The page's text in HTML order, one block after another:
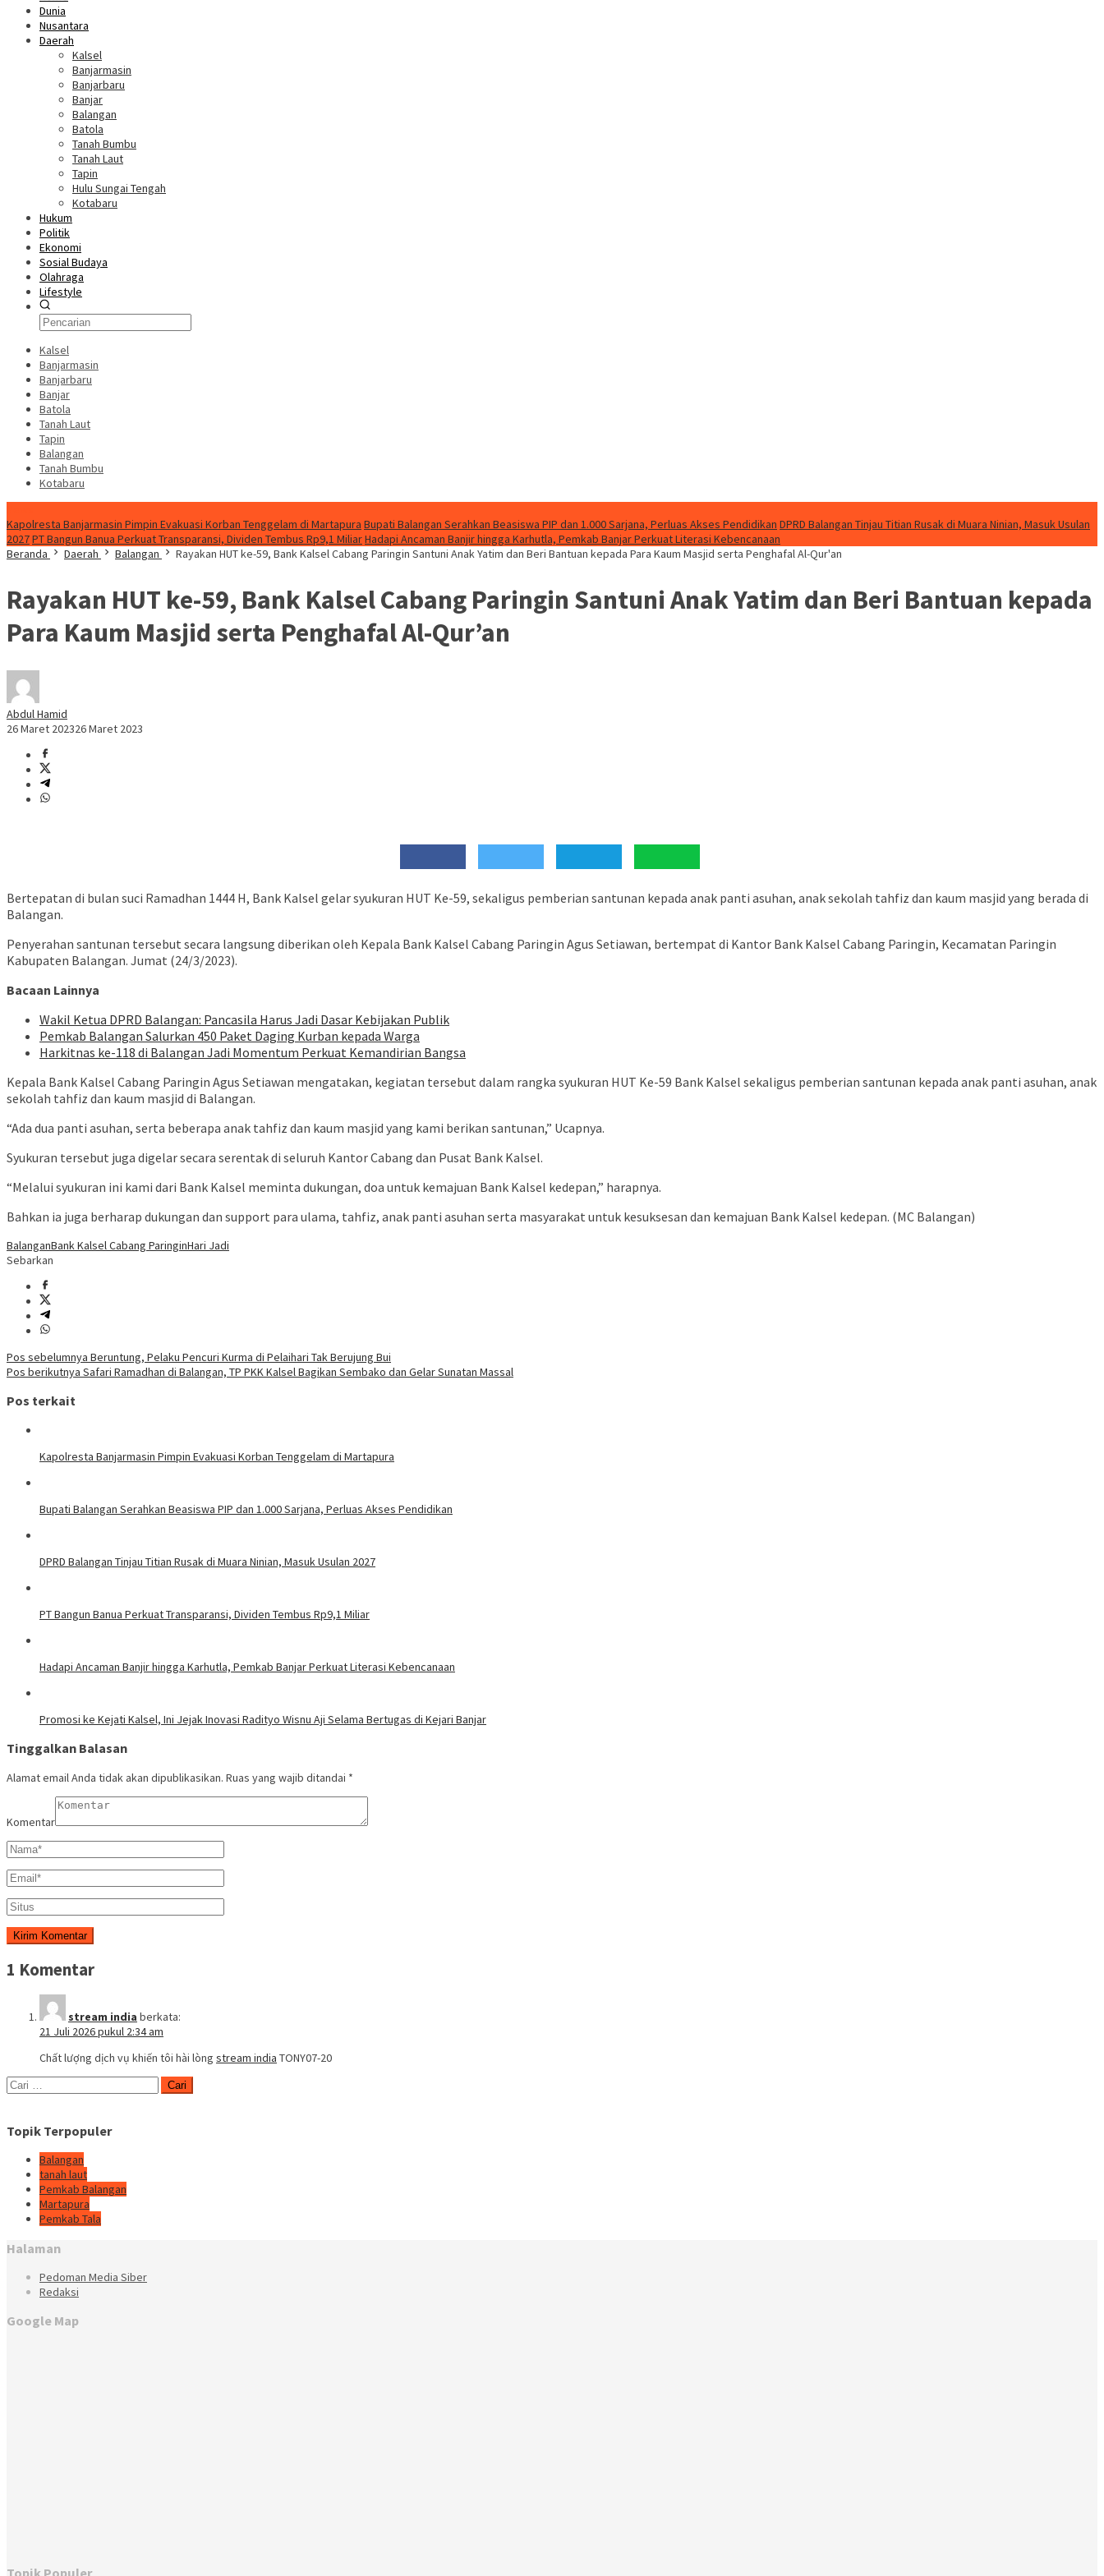
Dunia
Nusantara
Daerah
Kalsel
Banjarmasin
Banjarbaru
Banjar
Balangan
Batola
Tanah Bumbu
Tanah Laut
Tapin
Hulu Sungai Tengah
Kotabaru
Hukum
Politik
Ekonomi
Sosial Budaya
Olahraga
Lifestyle
Kalsel
Banjarmasin
Banjarbaru
Banjar
Batola
Tanah Laut
Tapin
Balangan
Tanah Bumbu
Kotabaru
Kapolresta Banjarmasin Pimpin Evakuasi Korban Tenggelam di Martapura Bupati Balangan Serahkan Beasiswa PIP dan 1.000 Sarjana, Perluas Akses Pendidikan DPRD Balangan Tinjau Titian Rusak di Muara Ninian, Masuk Usulan
2027PT Bangun Banua Perkuat Transparansi, Dividen Tembus Rp9,1 MiliarHadapi Ancaman Banjir hingga Karhutla, Pemkab Banjar Perkuat Literasi Kebencanaan
Beranda
Daerah Balangan Rayakan HUT ke-59, Bank Kalsel Cabang Paringin Santuni Anak Yatim dan Beri Bantuan kepada Para Kaum Masjid serta Penghafal Al-Qur'an
Rayakan HUT ke-59, Bank Kalsel Cabang Paringin Santuni Anak Yatim dan Beri Bantuan kepada
Para Kaum Masjid serta Penghafal Al-Qur’an
Abdul Hamid
26 Maret 202326 Maret 2023
Bertepatan di bulan suci Ramadhan 1444 H, Bank Kalsel gelar syukuran HUT Ke-59, sekaligus pemberian santunan kepada anak panti asuhan, anak sekolah tahfiz dan kaum masjid yang berada di
Balangan.
Penyerahan santunan tersebut secara langsung diberikan oleh Kepala Bank Kalsel Cabang Paringin Agus Setiawan, bertempat di Kantor Bank Kalsel Cabang Paringin, Kecamatan Paringin
Kabupaten Balangan. Jumat (24/3/2023).
Bacaan Lainnya
Wakil Ketua DPRD Balangan: Pancasila Harus Jadi Dasar Kebijakan Publik
Pemkab Balangan Salurkan 450 Paket Daging Kurban kepada Warga
Harkitnas ke-118 di Balangan Jadi Momentum Perkuat Kemandirian Bangsa
Kepala Bank Kalsel Cabang Paringin Agus Setiawan mengatakan, kegiatan tersebut dalam rangka syukuran HUT Ke-59 Bank Kalsel sekaligus pemberian santunan kepada anak panti asuhan, anak
sekolah tahfiz dan kaum masjid di Balangan.
“Ada dua panti asuhan, serta beberapa anak tahfiz dan kaum masjid yang kami berikan santunan,” Ucapnya.
Syukuran tersebut juga digelar secara serentak di seluruh Kantor Cabang dan Pusat Bank Kalsel.
“Melalui syukuran ini kami dari Bank Kalsel meminta dukungan, doa untuk kemajuan Bank Kalsel kedepan,” harapnya.
Bahkan ia juga berharap dukungan dan support para ulama, tahfiz, anak panti asuhan serta masyarakat untuk kesuksesan dan kemajuan Bank Kalsel kedepan. (MC Balangan)
BalanganBank Kalsel Cabang ParinginHari Jadi
Sebarkan
Navigasi
pos
Pos sebelumnya Beruntung, Pelaku Pencuri Kurma di Pelaihari Tak Berujung Bui
Pos berikutnya Safari Ramadhan di Balangan, TP PKK Kalsel Bagikan Sembako dan Gelar Sunatan Massal
Pos terkait
Kapolresta Banjarmasin Pimpin Evakuasi Korban Tenggelam di Martapura
Bupati Balangan Serahkan Beasiswa PIP dan 1.000 Sarjana, Perluas Akses Pendidikan
DPRD Balangan Tinjau Titian Rusak di Muara Ninian, Masuk Usulan 2027
PT Bangun Banua Perkuat Transparansi, Dividen Tembus Rp9,1 Miliar
Hadapi Ancaman Banjir hingga Karhutla, Pemkab Banjar Perkuat Literasi Kebencanaan
Promosi ke Kejati Kalsel, Ini Jejak Inovasi Radityo Wisnu Aji Selama Bertugas di Kejari Banjar
Tinggalkan Balasan
Alamat email Anda tidak akan dipublikasikan. Ruas yang wajib ditandai *
Komentar
1 Komentar
stream india berkata:
21 Juli 2026 pukul 2:34 am
Chất lượng dịch vụ khiến tôi hài lòng stream india TONY07-20
Cari
untuk:
Topik Terpopuler
Balangan
tanah laut
Pemkab Balangan
Martapura
Pemkab Tala
Halaman
Pedoman Media Siber
Redaksi
Google Map